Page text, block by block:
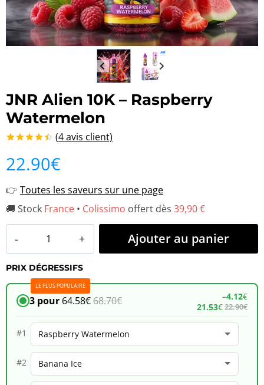
JNR Alien 10K – Raspberry
Watermelon
sur 5 basé
sur
client
(4avis client)
22.90€
👉 Toutes les saveurs sur une page
🚚 Stock France • Colissimo offert dès 39,90 €
de
JNR
Alien
10K
Raspberry
Watermelon
Ajouter au panier
PRIX DÉGRESSIFS
LE PLUS POPULAIRE
3 pour 64.58€68.70€ –4.12€
21.53€22.90€
#1
#2